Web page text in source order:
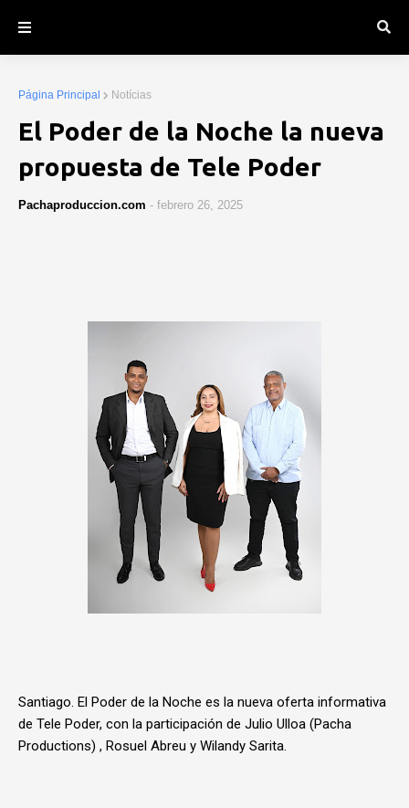
Página Principal Notícias
El Poder de la Noche la nueva
propuesta de Tele Poder
Pachaproduccion.com - febrero 26, 2025
Santiago. El Poder de la Noche es la nueva oferta informativa
de Tele Poder, con la participación de Julio Ulloa (Pacha
Productions) , Rosuel Abreu y Wilandy Sarita.